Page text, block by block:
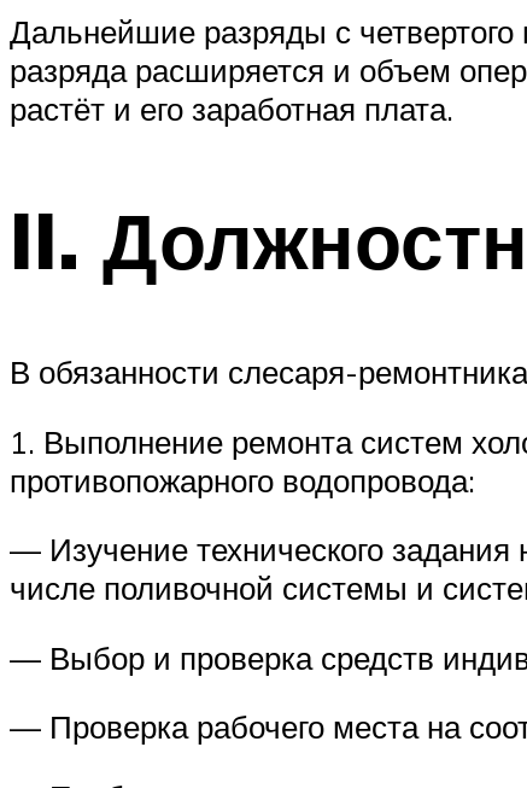
Дальнейшие разряды с четвертого
разряда расширяется и объем
растёт и его заработная плата.
II.
В обязанности слесаря-
1. Выполнение ремонта систем
противопожарного водопровода:
— Изучение технического
числе поливочной системы и
— Выбор и проверка средств
— Проверка рабочего места на